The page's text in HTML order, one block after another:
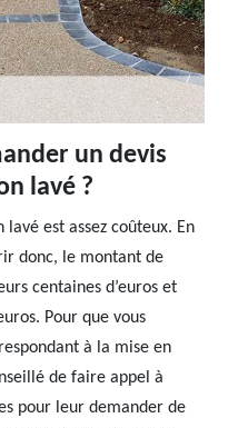
un devis
lavé ?
est assez coûteux. En
donc, le montant de
centaines d’euros et
Pour que vous
à la mise en
de faire appel à
pour leur demander de